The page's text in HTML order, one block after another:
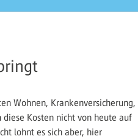
Wohnen, Krankenversicherung,
diese Kosten nicht von heute auf
lohnt es sich aber, hier